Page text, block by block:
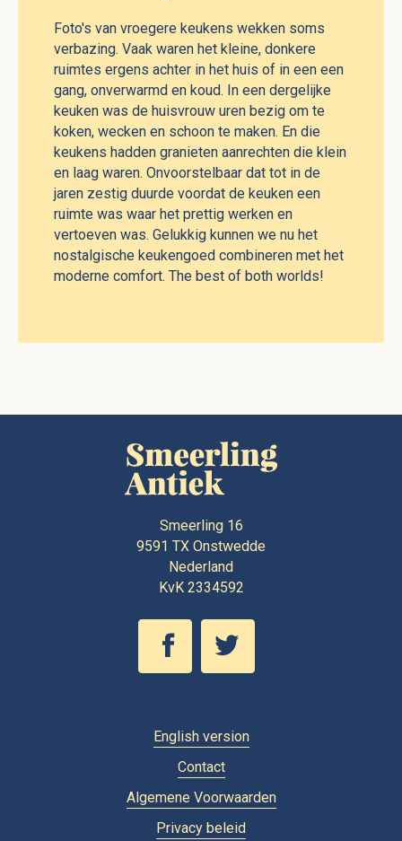
Foto's van vroegere keukens wekken soms
verbazing. Vaak waren het kleine, donkere
ruimtes ergens achter in het huis of in een een
gang, onverwarmd en koud. In een dergelijke
keuken was de huisvrouw uren bezig om te
koken, wecken en schoon te maken. En die
keukens hadden granieten aanrechten die klein
en laag waren. Onvoorstelbaar dat tot in de
jaren zestig duurde voordat de keuken een
ruimte was waar het prettig werken en
vertoeven was. Gelukkig kunnen we nu het
nostalgische keukengoed combineren met het
moderne comfort. The best of both worlds!
Smeerling 16
9591 TX Onstwedde
Nederland
KvK 2334592
English version
Contact
Algemene Voorwaarden
Privacy beleid